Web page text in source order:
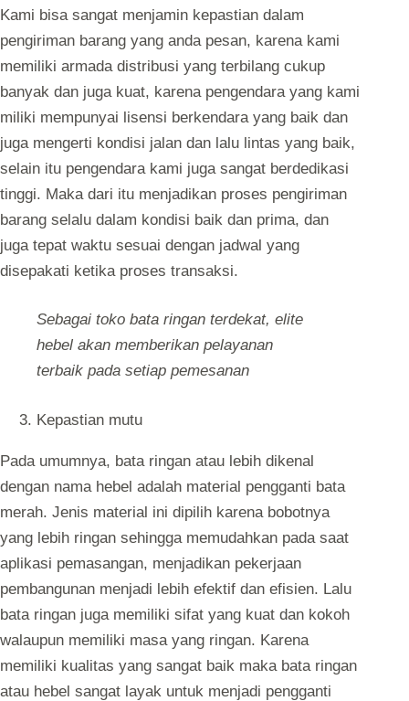
Kami bisa sangat menjamin kepastian dalam
pengiriman barang yang anda pesan, karena kami
memiliki armada distribusi yang terbilang cukup
banyak dan juga kuat, karena pengendara yang kami
miliki mempunyai lisensi berkendara yang baik dan
juga mengerti kondisi jalan dan lalu lintas yang baik,
selain itu pengendara kami juga sangat berdedikasi
tinggi. Maka dari itu menjadikan proses pengiriman
barang selalu dalam kondisi baik dan prima, dan
juga tepat waktu sesuai dengan jadwal yang
disepakati ketika proses transaksi.
Sebagai toko bata ringan terdekat, elite
hebel akan memberikan pelayanan
terbaik pada setiap pemesanan
Kepastian mutu
Pada umumnya, bata ringan atau lebih dikenal
dengan nama hebel adalah material pengganti bata
merah. Jenis material ini dipilih karena bobotnya
yang lebih ringan sehingga memudahkan pada saat
aplikasi pemasangan, menjadikan pekerjaan
pembangunan menjadi lebih efektif dan efisien. Lalu
bata ringan juga memiliki sifat yang kuat dan kokoh
walaupun memiliki masa yang ringan. Karena
memiliki kualitas yang sangat baik maka bata ringan
atau hebel sangat layak untuk menjadi pengganti